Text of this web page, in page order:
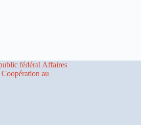
fédéral Affaires
au